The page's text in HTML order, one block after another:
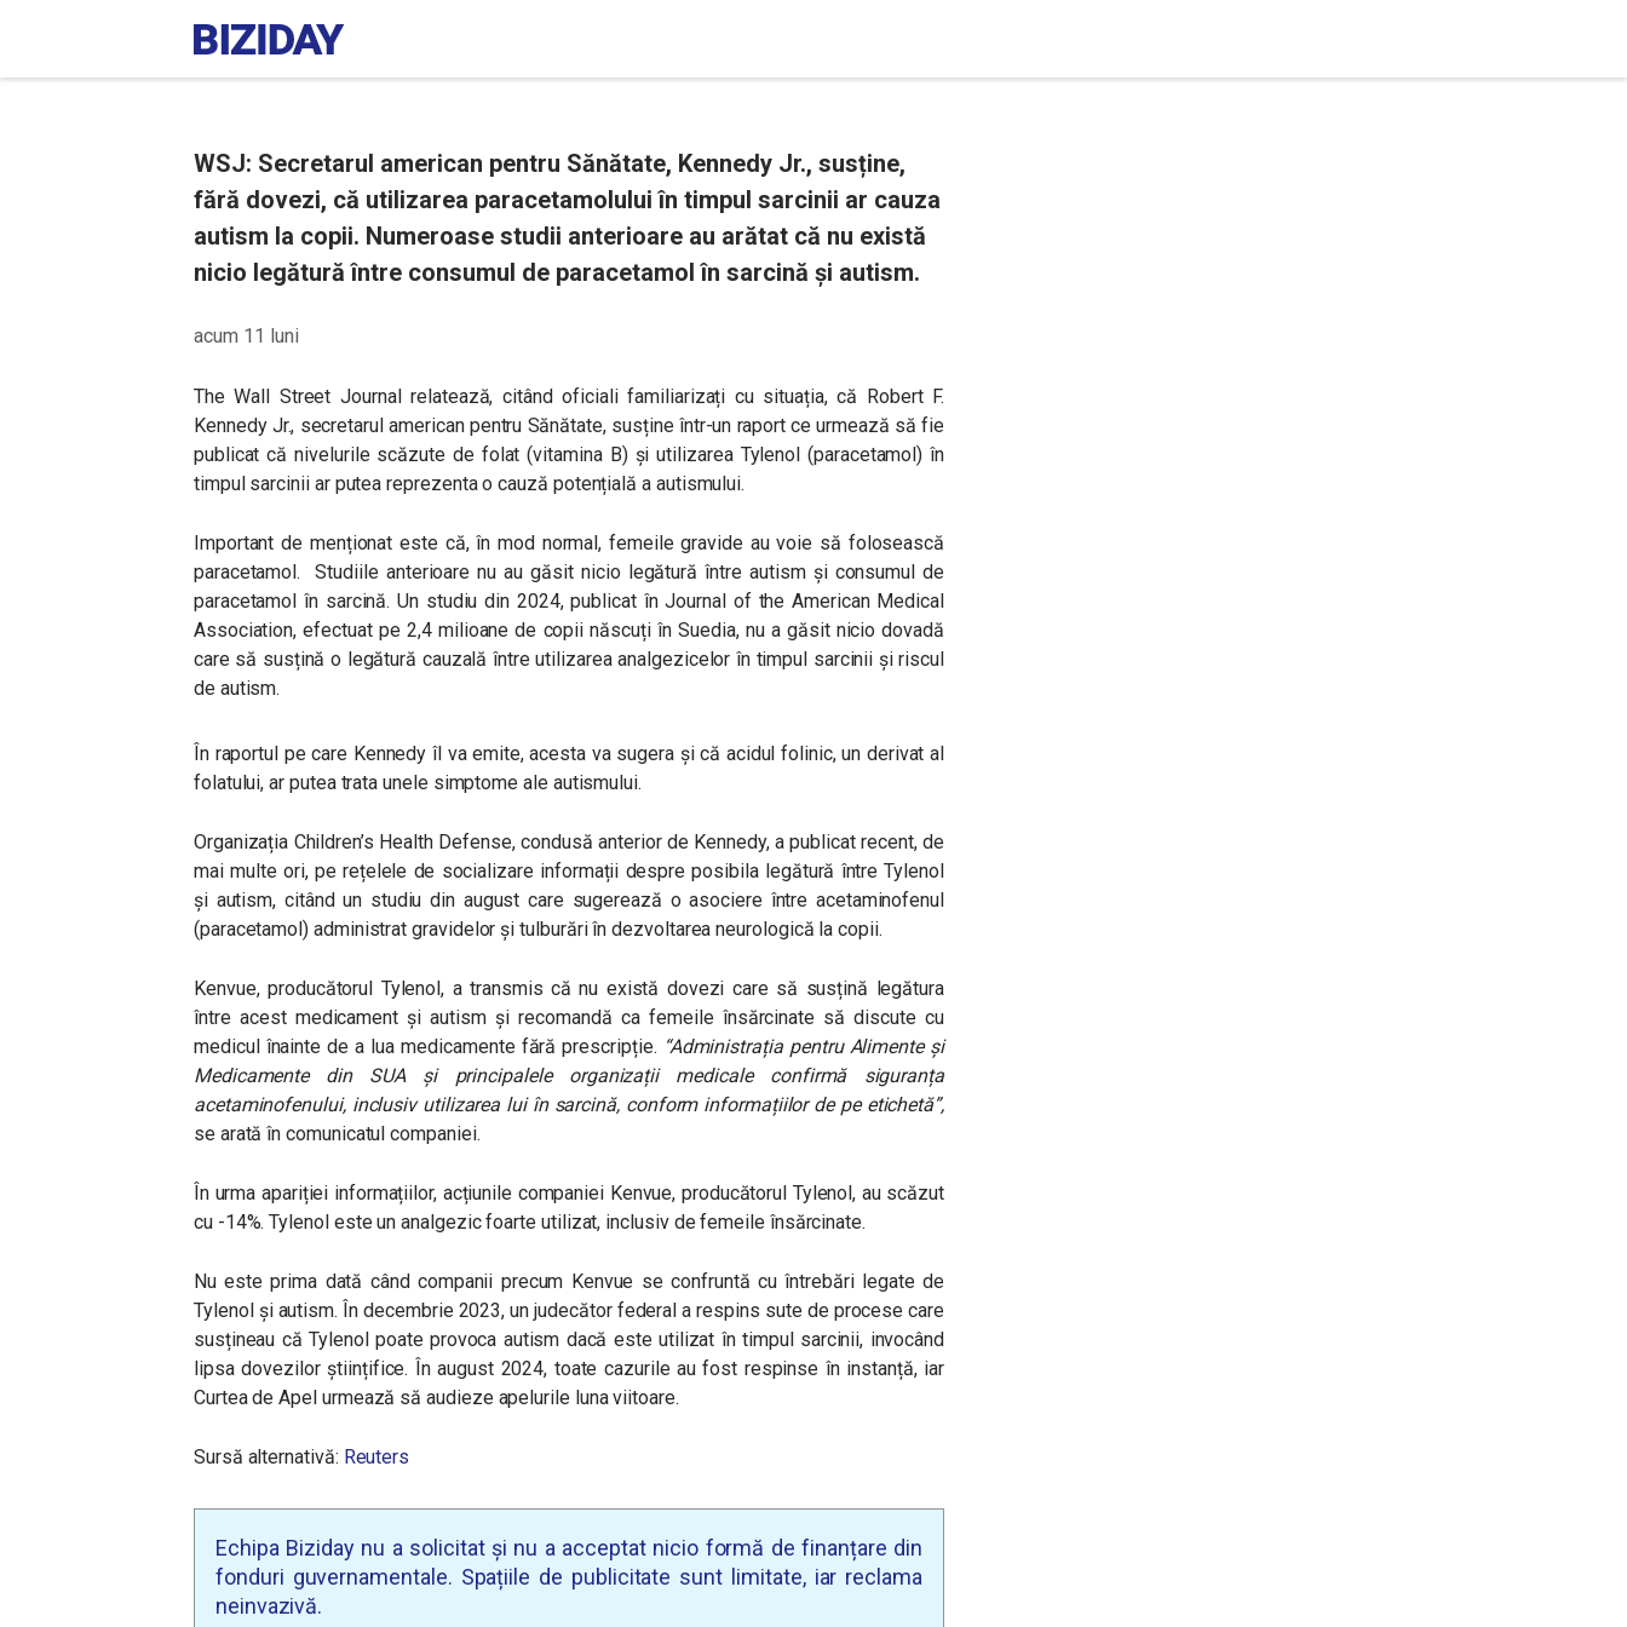
WSJ: Secretarul american pentru Sănătate, Kennedy Jr., susține,
fără dovezi, că utilizarea paracetamolului în timpul sarcinii ar cauza
autism la copii. Numeroase studii anterioare au arătat că nu există
nicio legătură între consumul de paracetamol în sarcină și autism.
acum 11 luni
The Wall Street Journal relatează, citând oficiali familiarizați cu situația, că Robert F.
Kennedy Jr., secretarul american pentru Sănătate, susține într-un raport ce urmează să fie
publicat că nivelurile scăzute de folat (vitamina B) și utilizarea Tylenol (paracetamol) în
timpul sarcinii ar putea reprezenta o cauză potențială a autismului.
Important de menționat este că, în mod normal, femeile gravide au voie să folosească
paracetamol. Studiile anterioare nu au găsit nicio legătură între autism și consumul de
paracetamol în sarcină. Un studiu din 2024, publicat în Journal of the American Medical
Association, efectuat pe 2,4 milioane de copii născuți în Suedia, nu a găsit nicio dovadă
care să susțină o legătură cauzală între utilizarea analgezicelor în timpul sarcinii și riscul
de autism.
În raportul pe care Kennedy îl va emite, acesta va sugera și că acidul folinic, un derivat al
folatului, ar putea trata unele simptome ale autismului.
Organizația Children’s Health Defense, condusă anterior de Kennedy, a publicat recent, de
mai multe ori, pe rețelele de socializare informații despre posibila legătură între Tylenol
și autism, citând un studiu din august care sugerează o asociere între acetaminofenul
(paracetamol) administrat gravidelor și tulburări în dezvoltarea neurologică la copii.
Kenvue, producătorul Tylenol, a transmis că nu există dovezi care să susțină legătura
între acest medicament și autism și recomandă ca femeile însărcinate să discute cu
medicul înainte de a lua medicamente fără prescripție. “Administrația pentru Alimente și
Medicamente din SUA și principalele organizații medicale confirmă siguranța
acetaminofenului, inclusiv utilizarea lui în sarcină, conform informațiilor de pe etichetă”,
se arată în comunicatul companiei.
În urma apariției informațiilor, acțiunile companiei Kenvue, producătorul Tylenol, au scăzut
cu -14%. Tylenol este un analgezic foarte utilizat, inclusiv de femeile însărcinate.
Nu este prima dată când companii precum Kenvue se confruntă cu întrebări legate de
Tylenol și autism. În decembrie 2023, un judecător federal a respins sute de procese care
susțineau că Tylenol poate provoca autism dacă este utilizat în timpul sarcinii, invocând
lipsa dovezilor științifice. În august 2024, toate cazurile au fost respinse în instanță, iar
Curtea de Apel urmează să audieze apelurile luna viitoare.
Sursă alternativă: Reuters
Echipa Biziday nu a solicitat și nu a acceptat nicio formă de finanțare din
fonduri guvernamentale. Spațiile de publicitate sunt limitate, iar reclama
neinvazivă.